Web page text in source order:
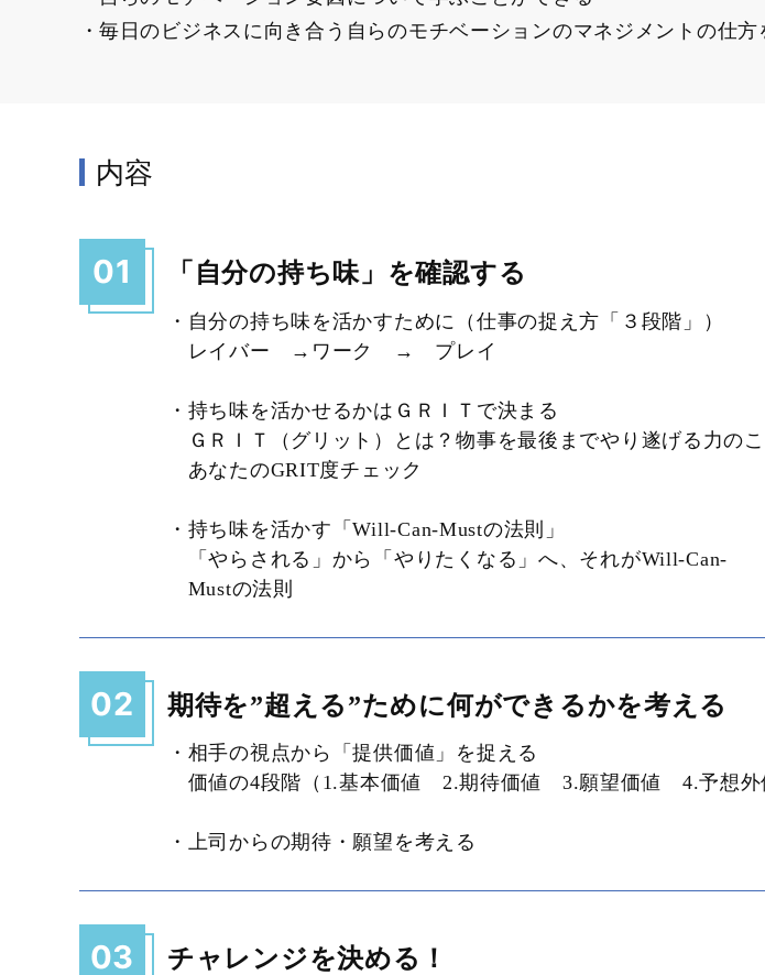
毎日のビジネスに向き合う自らのモチベーションのマネジメントの仕方
内容
01 「自分の持ち味」を確認する
・自分の持ち味を活かすために（仕事の捉え方「３段階」）
レイバー →ワーク → プレイ
・持ち味を活かせるかはＧＲＩＴで決まる
ＧＲＩＴ（グリット）とは？物事を最後までやり遂げる力のこ
あなたのGRIT度チェック
・持ち味を活かす「Will-Can-Mustの法則」
「やらされる」から「やりたくなる」へ、それがWill-Can-
Mustの法則
02 期待を”超える”ために何ができるかを考える
・相手の視点から「提供価値」を捉える
価値の4段階（1.基本価値 2.期待価値 3.願望価値 4.予想外
・上司からの期待・願望を考える
03 チャレンジを決める！